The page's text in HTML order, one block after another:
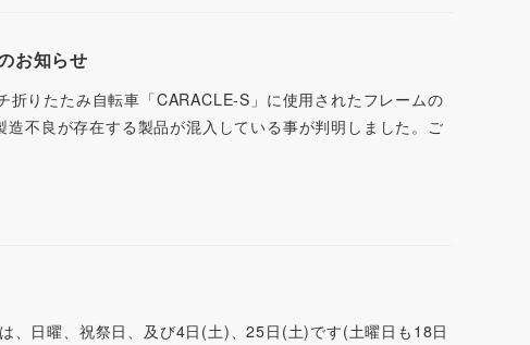
お知らせ
りたたみ自転車「CARACLE-S」に使用されたフレームの
不良が存在する製品が混入している事が判明しました。ご
、日曜、祝祭日、及び4日(土)、25日(土)です(土曜日も18日